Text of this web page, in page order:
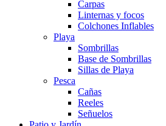
Carpas
Linternas y focos
Colchones Inflables
Playa
Sombrillas
Base de Sombrillas
Sillas de Playa
Pesca
Cañas
Reeles
Señuelos